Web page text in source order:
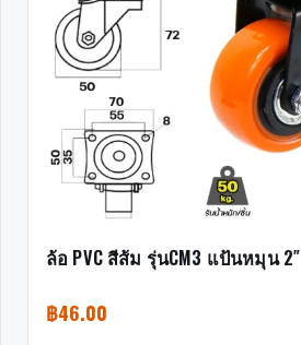
ล้อ PVC สีส้ม รุ่นCM3 แป้นหมุน 2″
฿46.00